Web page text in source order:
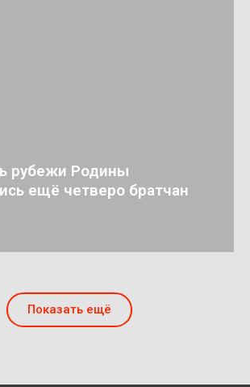
рубежи Родины
ещё четверо братчан
Показать ещё